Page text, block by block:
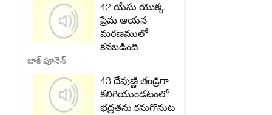
42 యేసు యొక్క
ప్రేమ ఆయన
మరణములో
కనబడింది
జాక్ పూనెన్
43 దేవుణ్ణి తండ్రిగా
కలిగియుండటంలో
భద్రతను కనుగొనుట